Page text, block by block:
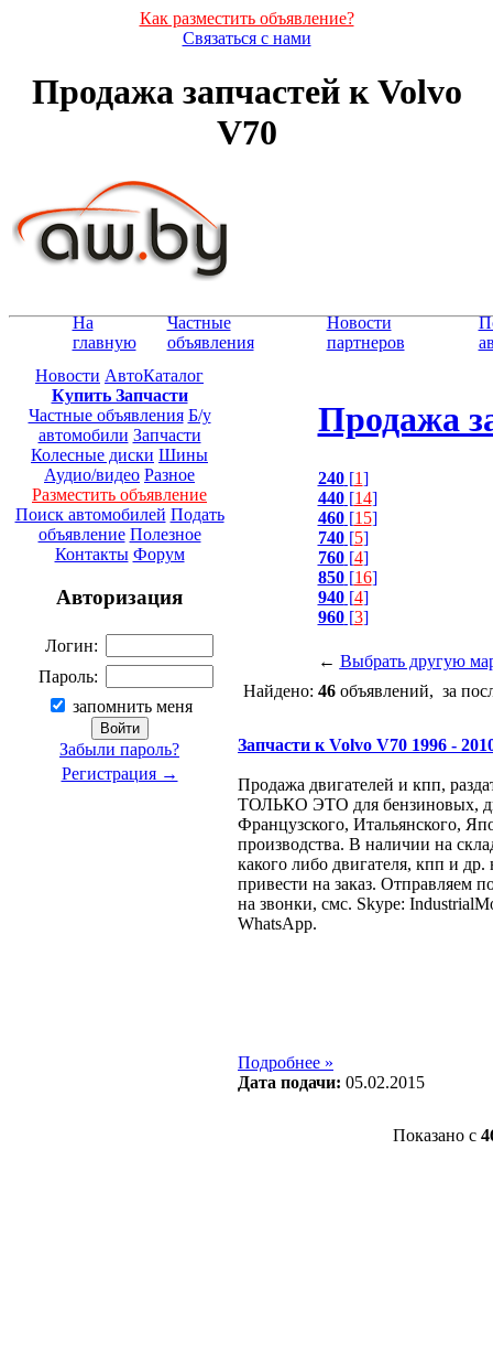
Как разместить объявление?
Связаться с нами
Продажа запчастей к Volvo
V70
На
главную
Частные
объявления
Новости
партнеров
Новости АвтоКаталог
Купить Запчасти
Частные объявления Б/у
автомобили Запчасти
Колесные диски Шины
Аудио/видео Разное
Разместить объявление
Поиск автомобилей Подать
объявление Полезное
Контакты Форум
Авторизация
Логин:
Пароль:
запомнить меня
Забыли пароль?
Регистрация →
Продажа
240[1]
440[14]
460[15]
740[5]
760[4]
850[16]
940[4]
960[3]
← Выбрать другую
Найдено: 46объявлений, за
Запчасти к Volvo V70 1996 -
Продажа двигателей и кпп,
ТОЛЬКО ЭТО для бензиновых,
Французcкого, Итальянского,
производства. В наличии на
какого либо двигателя, кпп и
привести на заказ. Отправляем
на звонки, смс. Skype:
WhatsApp.
Подробнее »
Дата подачи: 05.02.2015
Показано с